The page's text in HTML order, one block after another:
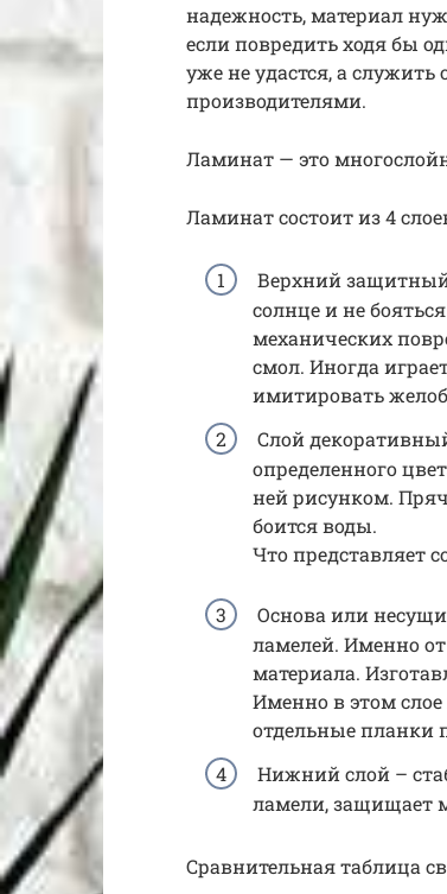
надежность, материал
если повредить ходя бы
уже не удастся, а
производителями.
Ламинат — это
Ламинат состоит из 4
Верхний
солнце и не
механических
смол. Иногда
имитировать
Слой
определенного
ней рисунком.
боится воды.
Что представляет
Основа или
ламелей. Именно
материала.
Именно в этом
отдельные планки
Нижний слой –
ламели, защищает
Сравнительная таблица